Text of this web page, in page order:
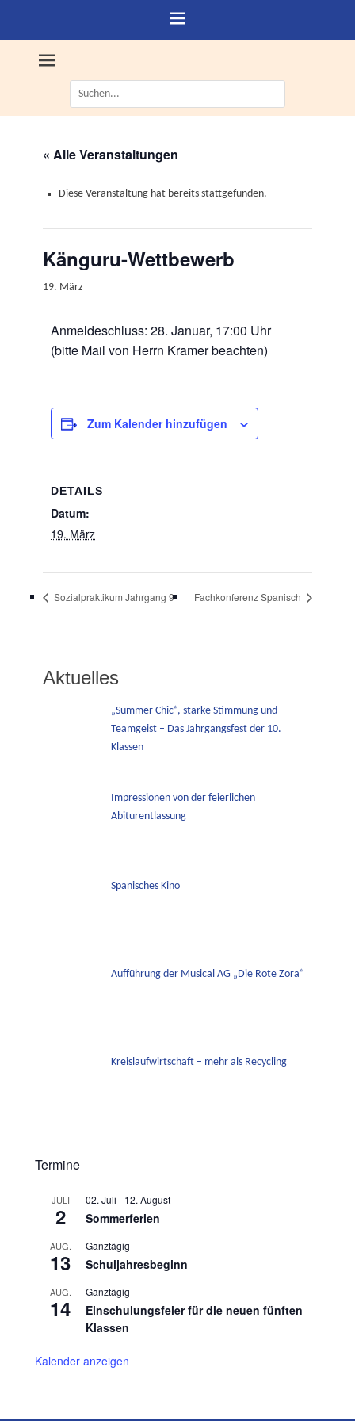
Suche
nach:
« Alle Veranstaltungen
Diese Veranstaltung hat bereits stattgefunden.
Känguru-Wettbewerb
19. März
Anmeldeschluss: 28. Januar, 17:00 Uhr
(bitte Mail von Herrn Kramer beachten)
Zum Kalender hinzufügen
DETAILS
Datum:
19. März
Sozialpraktikum Jahrgang 9 Fachkonferenz Spanisch
Aktuelles
„Summer Chic“, starke Stimmung und
Teamgeist – Das Jahrgangsfest der 10.
Klassen
Impressionen von der feierlichen
Abiturentlassung
Spanisches Kino
Aufführung der Musical AG „Die Rote Zora“
Kreislaufwirtschaft – mehr als Recycling
Termine
JULI
2
02. Juli - 12. August
Sommerferien
AUG.
13
Ganztägig
Schuljahresbeginn
AUG.
14
Ganztägig
Einschulungsfeier für die neuen fünften
Klassen
Kalender anzeigen